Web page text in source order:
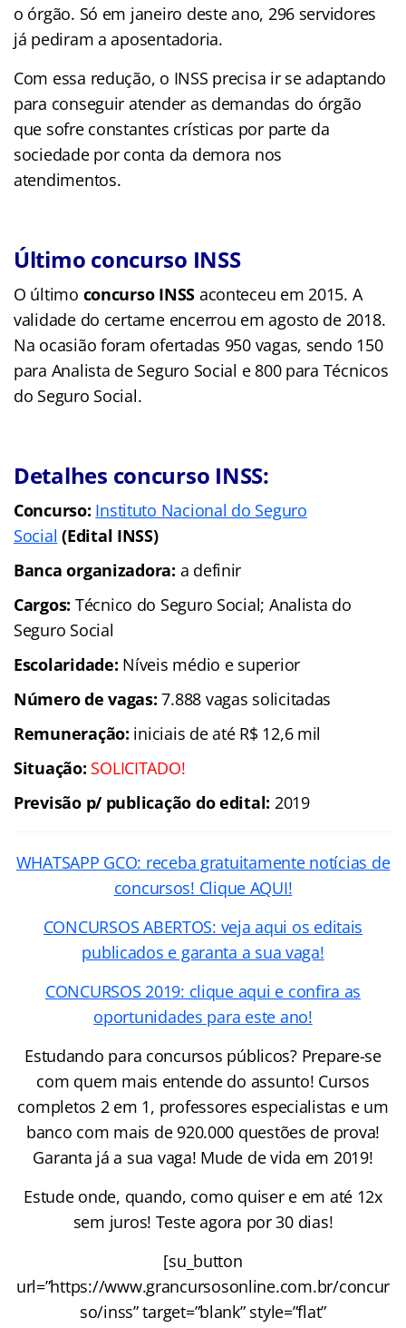
o órgão. Só em janeiro deste ano, 296 servidores
já pediram a aposentadoria.
Com essa redução, o INSS precisa ir se adaptando
para conseguir atender as demandas do órgão
que sofre constantes crísticas por parte da
sociedade por conta da demora nos
atendimentos.
Último concurso INSS
O último concurso INSS aconteceu em 2015. A
validade do certame encerrou em agosto de 2018.
Na ocasião foram ofertadas 950 vagas, sendo 150
para Analista de Seguro Social e 800 para Técnicos
do Seguro Social.
Detalhes concurso INSS:
Concurso: Instituto Nacional do Seguro
Social (Edital INSS)
Banca organizadora: a definir
Cargos: Técnico do Seguro Social; Analista do
Seguro Social
Escolaridade: Níveis médio e superior
Número de vagas:7.888 vagas solicitadas
Remuneração: iniciais de até R$ 12,6 mil
Situação: SOLICITADO!
Previsão p/ publicação do edital: 2019
WHATSAPP GCO: receba gratuitamente notícias de
concursos! Clique AQUI!
CONCURSOS ABERTOS: veja aqui os editais
publicados e garanta a sua vaga!
CONCURSOS 2019: clique aqui e confira as
oportunidades para este ano!
Estudando para concursos públicos? Prepare-se
com quem mais entende do assunto! Cursos
completos 2 em 1, professores especialistas e um
banco com mais de 920.000 questões de prova!
Garanta já a sua vaga! Mude de vida em 2019!
Estude onde, quando, como quiser e em até 12x
sem juros! Teste agora por 30 dias!
[su_button
url=”https://www.grancursosonline.com.br/concur
so/inss” target=”blank” style=”flat”